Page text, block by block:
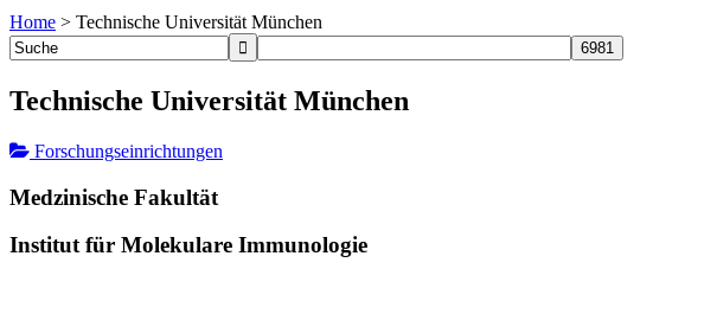
Home > Technische Universität München
Technische Universität München
Forschungseinrichtungen
Medzinische Fakultät
Institut für Molekulare Immunologie